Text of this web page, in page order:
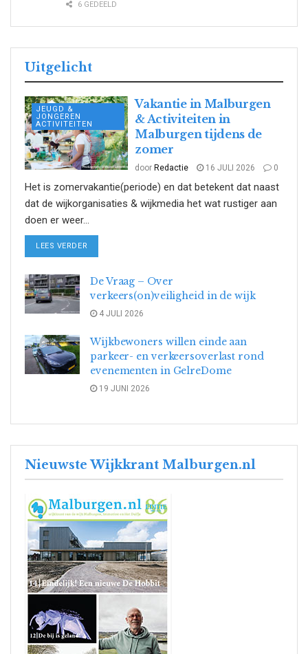
6 GEDEELD
Uitgelicht
JEUGD &
JONGEREN
ACTIVITEITEN
Vakantie in Malburgen
& Activiteiten in
Malburgen tijdens de
zomer
door Redactie 16 JULI 2026 0
Het is zomervakantie(periode) en dat betekent dat naast
dat de wijkorganisaties & wijkmedia het wat rustiger aan
doen er weer...
LEES VERDER
De Vraag – Over
verkeers(on)veiligheid in de wijk
4 JULI 2026
Wijkbewoners willen einde aan
parkeer- en verkeersoverlast rond
evenementen in GelreDome
19 JUNI 2026
Nieuwste Wijkkrant Malburgen.nl